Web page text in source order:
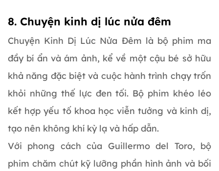
8. Chuyện kinh dị lúc nửa đêm
Chuyện Kinh Dị Lúc Nửa Đêm là bộ phim ma
đầy bí ẩn và ám ảnh, kể về một cậu bé sở hữu
khả năng đặc biệt và cuộc hành trình chạy trốn
khỏi những thế lực đen tối. Bộ phim khéo léo
kết hợp yếu tố khoa học viễn tưởng và kinh dị,
tạo nên không khí kỳ lạ và hấp dẫn.
Với phong cách của Guillermo del Toro, bộ
phim chăm chút kỹ lưỡng phần hình ảnh và bối